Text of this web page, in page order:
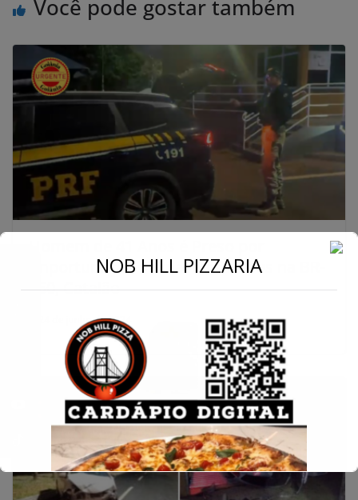
Você pode gostar também
Importunação Sexual em Ônibus na BR-
050, Catalão
24 de junho de 2024
NOB HILL PIZZARIA